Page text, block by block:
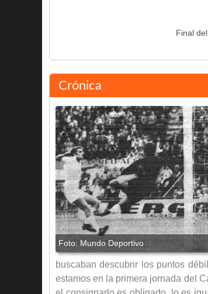
Final
Crónica
buscaban descubrir los puntos
estamos en la primera jornada del